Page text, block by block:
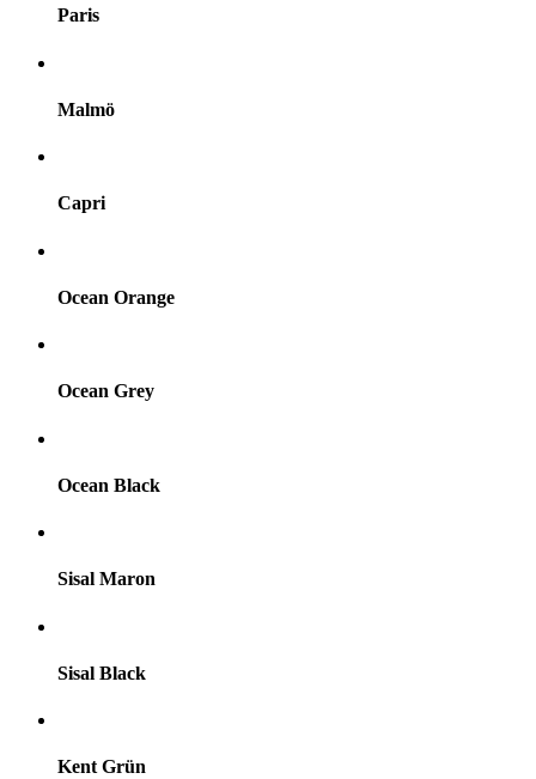
Paris
Malmö
Capri
Ocean Orange
Ocean Grey
Ocean Black
Sisal Maron
Sisal Black
Kent Grün